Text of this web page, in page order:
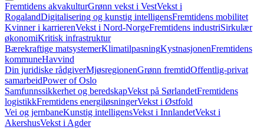
Fremtidens akvakulturGrønn vekst i VestVekst i
RogalandDigitalisering og kunstig intelligensFremtidens mobilitet
Kvinner i karrierenVekst i Nord-NorgeFremtidens industriSirkulær
økonomiKritisk infrastruktur
Bærekraftige matsystemerKlimatilpasningKystnasjonenFremtidens
kommuneHavvind
Din juridiske rådgiverMjøsregionenGrønn fremtidOffentlig-privat
samarbeidPower of Oslo
Samfunnssikkerhet og beredskapVekst på SørlandetFremtidens
logistikkFremtidens energiløsningerVekst i Østfold
Vei og jernbaneKunstig intelligensVekst i InnlandetVekst i
AkershusVekst i Agder